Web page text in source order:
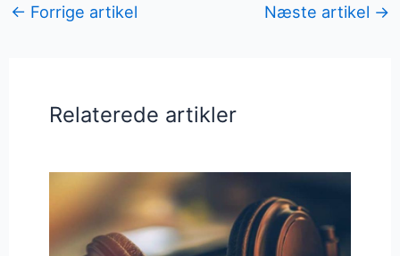
← Forrige artikel Næste artikel →
Relaterede artikler